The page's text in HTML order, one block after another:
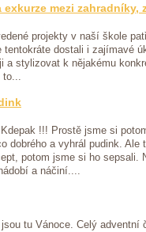
mezi zahradníky,
projekty v naší škole
tentokráte dostali i zajímavé
a stylizovat k nějakému
!!! Prostě jsme si
dobrého a vyhrál pudink.
potom jsme si ho sepsali.
a náčiní....
tu Vánoce. Celý adventní